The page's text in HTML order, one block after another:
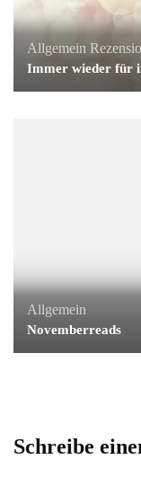
Allgemein
Immer wieder für
Allgemein
Novemberreads
Schreibe